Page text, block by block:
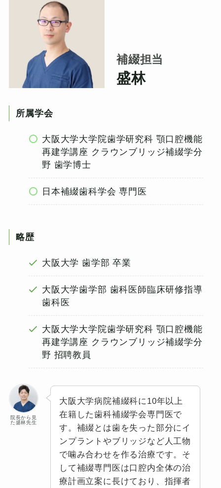
補綴担当
盛林
所属学会
大阪大学大学院歯学研究科 顎口腔機能
再建学講座 クラウンブリッジ補綴学分
野 歯学博士
日本補綴歯科学会 専門医
略歴
大阪大学 歯学部 卒業
大阪大学歯学部 歯科医師臨床研修指導
歯科医
大阪大学大学院歯学研究科 顎口腔機能
再建学講座 クラウンブリッジ補綴学分
野 招聘教員
院長から見
た盛林先生
大阪大学病院補綴科に10年以上
在籍した歯科補綴学会専門医で
す。補綴とは歯を失った部分にイ
ンプラントやブリッジなど人工物
で噛み合わせを作る治療です。そ
して補綴専門医は口腔内全体の治
療計画立案に長けており、指揮者